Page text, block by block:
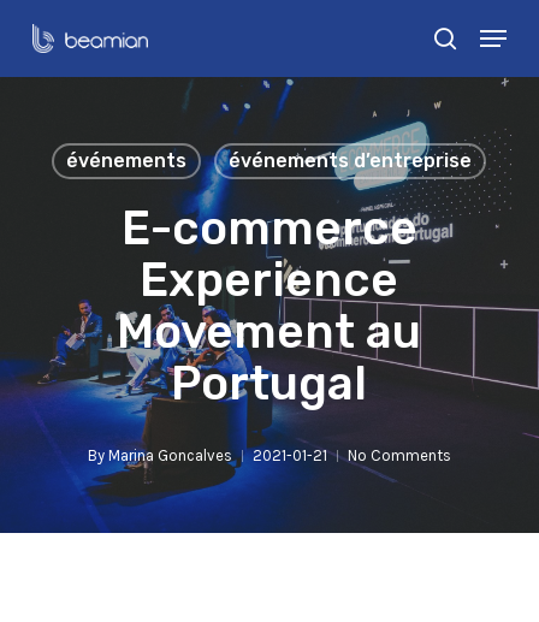
Skip
search
Menu
événements événements d’entreprise
E-commerce
Experience
Movement au
Portugal
By Marina Goncalves 2021-01-21 No Comments
Close